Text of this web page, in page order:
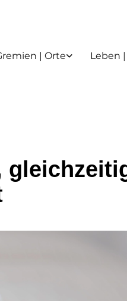
| Orte Leben